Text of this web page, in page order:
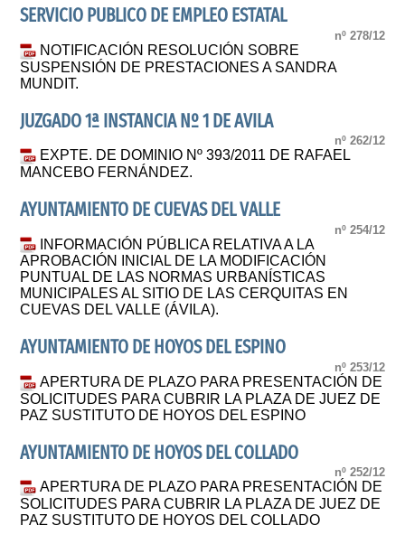
SERVICIO PUBLICO DE EMPLEO ESTATAL
nº 278/12
NOTIFICACIÓN RESOLUCIÓN SOBRE
SUSPENSIÓN DE PRESTACIONES A SANDRA
MUNDIT.
JUZGADO 1ª INSTANCIA Nº 1 DE AVILA
nº 262/12
EXPTE. DE DOMINIO Nº 393/2011 DE RAFAEL
MANCEBO FERNÁNDEZ.
AYUNTAMIENTO DE CUEVAS DEL VALLE
nº 254/12
INFORMACIÓN PÚBLICA RELATIVA A LA
APROBACIÓN INICIAL DE LA MODIFICACIÓN
PUNTUAL DE LAS NORMAS URBANÍSTICAS
MUNICIPALES AL SITIO DE LAS CERQUITAS EN
CUEVAS DEL VALLE (ÁVILA).
AYUNTAMIENTO DE HOYOS DEL ESPINO
nº 253/12
APERTURA DE PLAZO PARA PRESENTACIÓN DE
SOLICITUDES PARA CUBRIR LA PLAZA DE JUEZ DE
PAZ SUSTITUTO DE HOYOS DEL ESPINO
AYUNTAMIENTO DE HOYOS DEL COLLADO
nº 252/12
APERTURA DE PLAZO PARA PRESENTACIÓN DE
SOLICITUDES PARA CUBRIR LA PLAZA DE JUEZ DE
PAZ SUSTITUTO DE HOYOS DEL COLLADO